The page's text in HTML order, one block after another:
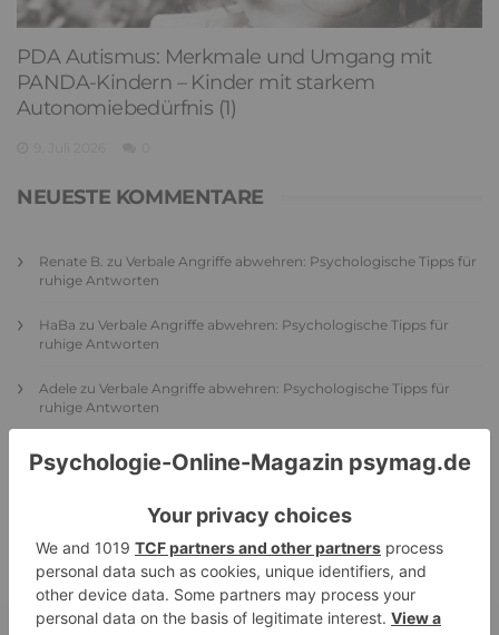
PDA Autismus: Merkmale und Umgang mit
PANDA-Kindern – Kinder mit starkem
Autonomiebedürfnis (1)
NEUESTE KOMMENTARE
Renate B. zu Verbale Angriffe abwehren: Psychologische Tipps für
ruhige Antworten
HaBa zu Verbale Angriffe abwehren: Psychologische Tipps für
ruhige Antworten
Adele zu Verbale Angriffe abwehren: Psychologische Tipps für
ruhige Antworten
Juliette P. zu
Merkmale der komplexen Posttraumatischen
Belastungsstörung: Traumafolgen verständlich erklärt
Elternteil narzisstisch: So sieht dein heutiges Leben